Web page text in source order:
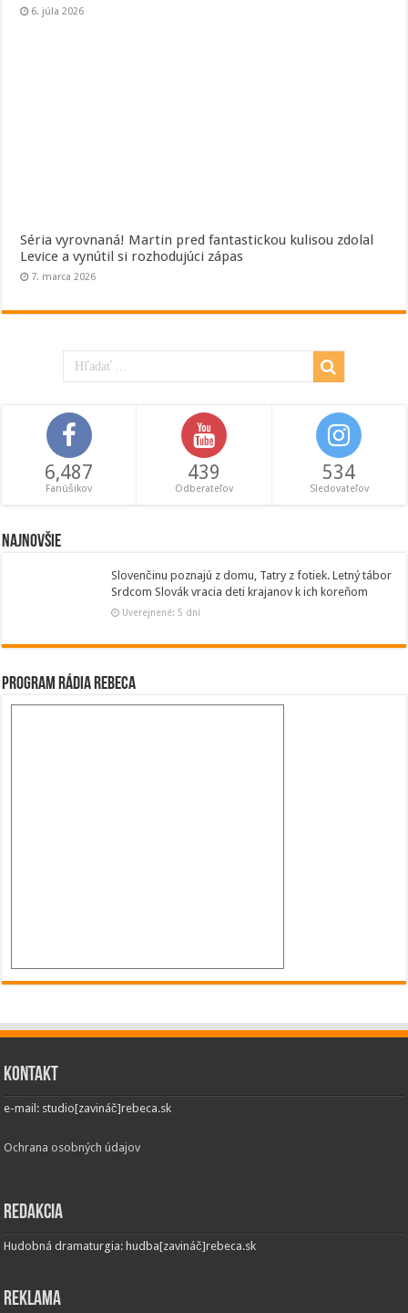
6. júla 2026
Séria vyrovnaná! Martin pred fantastickou kulisou zdolal
Levice a vynútil si rozhodujúci zápas
7. marca 2026
6,487
Fanúšikov
439
Odberateľov
534
Sledovateľov
Najnovšie
Slovenčinu poznajú z domu, Tatry z fotiek. Letný tábor
Srdcom Slovák vracia deti krajanov k ich koreňom
Uverejnené: 5 dní
Program Rádia Rebeca
Kontakt
e-mail: studio[zavináč]rebeca.sk
Ochrana osobných údajov
Redakcia
Hudobná dramaturgia: hudba[zavináč]rebeca.sk
Reklama